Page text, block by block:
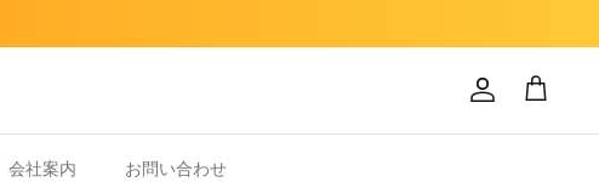
Account
Cart
会社案内 お問い合わせ